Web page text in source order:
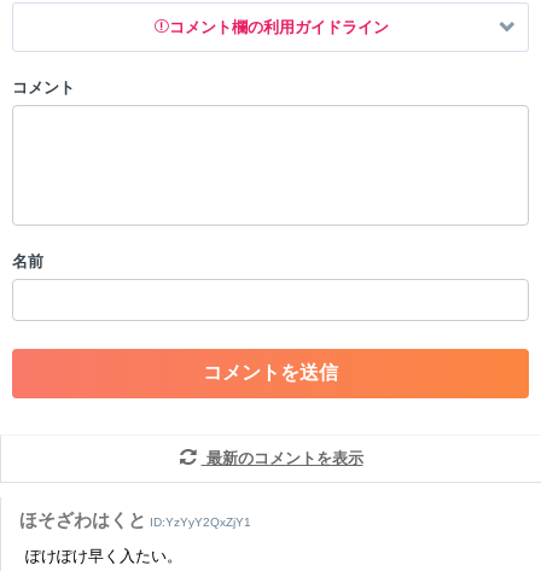
コメント欄の利用ガイドライン
以下の書き込みを禁止とし、場合によってはコメント削除や書き込み制
・一度削除された投稿を再び投稿すること
・アカウントの売買など金銭が絡む内容の投稿
・各ゲームのネタバレを含む内容の投稿
・その他、管理者が不適切と判断した投稿
コメントの削除を申請する※投稿内容を確認後、順次対応さ
せていただきます。ご了承ください。
さい。
コメント
名前
最新のコメントを表示
ほそざわはくと ID:YzYyY2QxZjY1
ぽけぽけ早く入たい。